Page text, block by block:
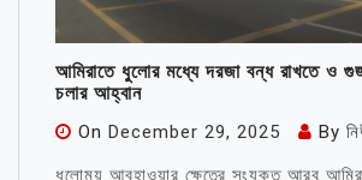
আমিরাতে ধুলোর মধ্যে দরজা বন্ধ রাখতে ও
চলার আহ্বান
On December 29, 2025 By
ধুলোময় আবহাওয়ার ক্ষেত্রে সংযুক্ত আরব